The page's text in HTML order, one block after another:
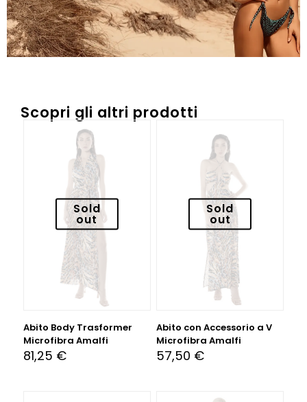
Scopri gli altri prodotti
Sold
out
Abito Body Trasformer
Microfibra Amalfi
81,25 €
Sold
out
Abito con Accessorio a V
Microfibra Amalfi
57,50 €